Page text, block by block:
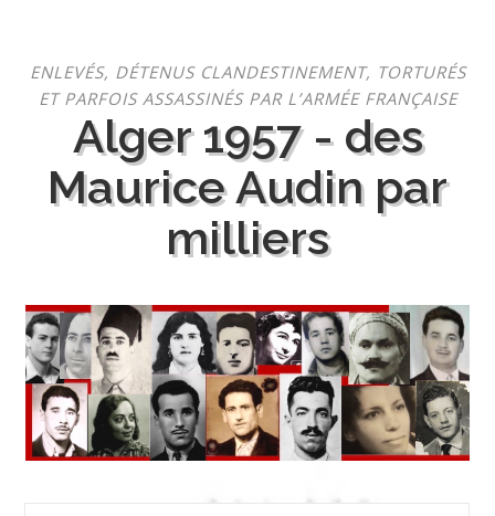
contenu
ENLEVÉS, DÉTENUS CLANDESTINEMENT, TORTURÉS
ET PARFOIS ASSASSINÉS PAR L’ARMÉE FRANÇAISE
Alger 1957 - des
Maurice Audin par
milliers